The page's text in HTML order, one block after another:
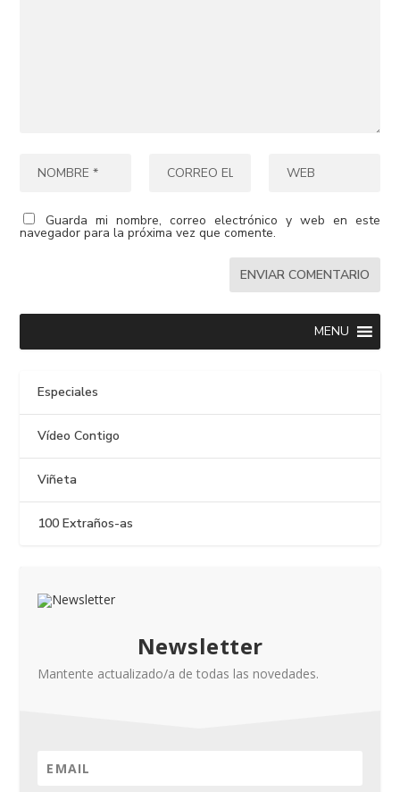
Guarda mi nombre, correo electrónico y web en este
navegador para la próxima vez que comente.
MENU
Especiales
Vídeo Contigo
Viñeta
100 Extraños-as
Newsletter
Mantente actualizado/a de todas las novedades.